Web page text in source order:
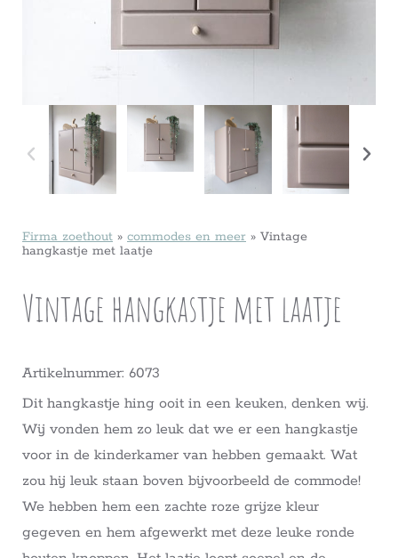
Firma zoethout » commodes en meer » Vintage
hangkastje met laatje
Vintage hangkastje met laatje
Artikelnummer: 6073
Dit hangkastje hing ooit in een keuken, denken wij.
Wij vonden hem zo leuk dat we er een hangkastje
voor in de kinderkamer van hebben gemaakt. Wat
zou hij leuk staan boven bijvoorbeeld de commode!
We hebben hem een zachte roze grijze kleur
gegeven en hem afgewerkt met deze leuke ronde